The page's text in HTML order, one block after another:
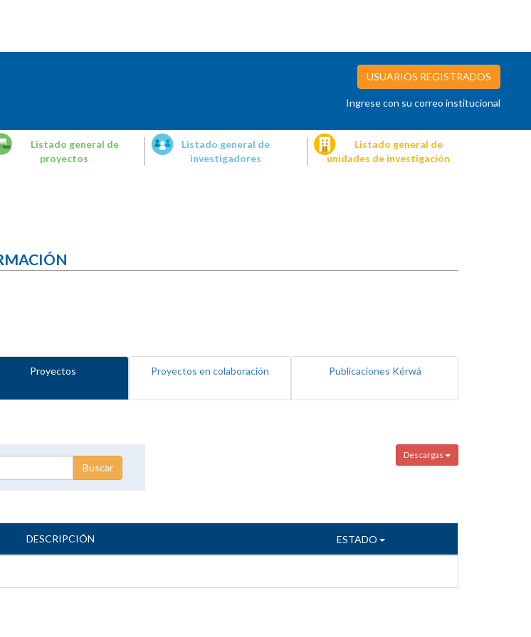
USUARIOS REGISTRADOS
Ingrese con su correo institucional
Listado general de
proyectos
Listado general de
investigadores
Listado general de
unidades de investigación
Proyectos Proyectos en colaboración Publicaciones Kérwá
Descargas
DESCRIPCIÓN ESTADO